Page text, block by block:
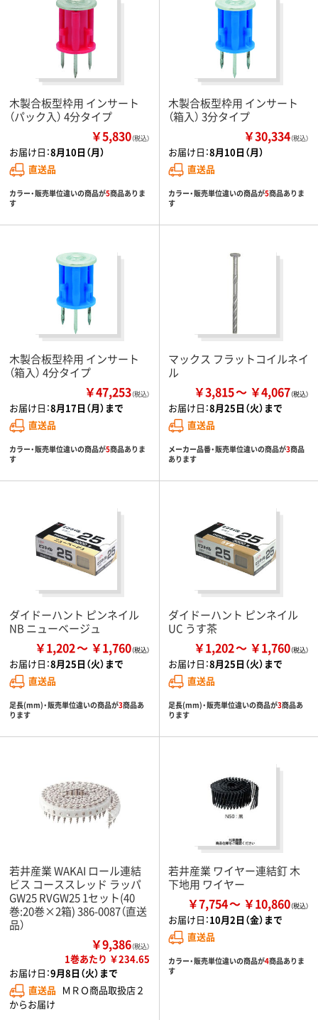
木製合板型枠用 インサート
（パック入） 4分タイプ
￥5,830（税込）
お届け日：8月10日（月）
直送品
カラー・販売単位違いの商品が5商品ありま
す
木製合板型枠用 インサート
（箱入） 3分タイプ
￥30,334（税込）
お届け日：8月10日（月）
直送品
カラー・販売単位違いの商品が5商品ありま
す
木製合板型枠用 インサート
（箱入） 4分タイプ
￥47,253（税込）
お届け日：8月17日（月）まで
直送品
カラー・販売単位違いの商品が5商品ありま
す
マックス フラットコイルネイ
ル
￥3,815 ￥4,067
お届け日：8月25日（火）まで
直送品
メーカー品番・販売単位違いの商品が3商品
あります
ダイドーハント ピンネイル
NB ニューベージュ
￥1,202 ￥1,760
お届け日：8月25日（火）まで
直送品
足長(mm)・販売単位違いの商品が3商品あ
ります
ダイドーハント ピンネイル
UC うす茶
￥1,202 ￥1,760
お届け日：8月25日（火）まで
直送品
足長(mm)・販売単位違いの商品が3商品あ
ります
若井産業 WAKAI ロール連結
ビス コーススレッド ラッパ
GW25 RVGW25 1セット(40
巻:20巻×2箱) 386-0087（直送
品）
￥9,386（税込）
1巻あたり ￥234.65
お届け日：9月8日（火）まで
直送品 ＭＲＯ商品取扱店２
からお届け
若井産業 ワイヤー連結釘 木
下地用 ワイヤー
￥7,754 ￥10,860
お届け日：10月2日（金）まで
直送品
カラー・販売単位違いの商品が4商品ありま
す